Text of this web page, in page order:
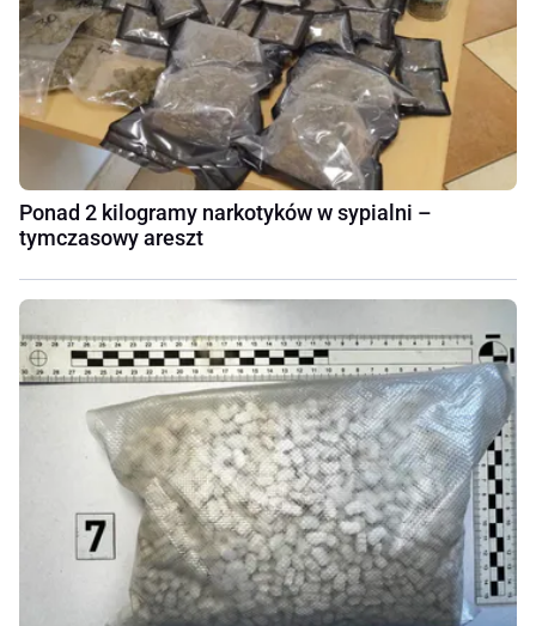
Ponad 2 kilogramy narkotyków w sypialni –
tymczasowy areszt